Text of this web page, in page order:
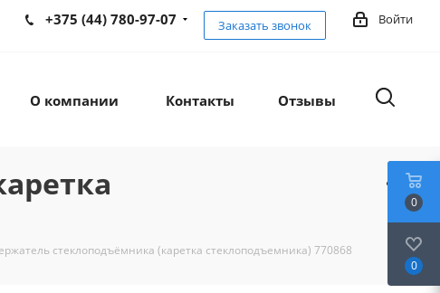
Войти
+375 (44) 780-97-07 Заказать звонок
О компании Контакты Отзывы
стеклоподъёмника (каретка стеклоподъемника) 770868
0
0